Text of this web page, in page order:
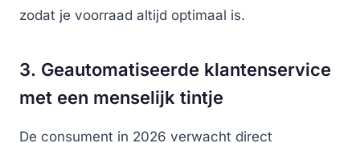
zodat je voorraad altijd optimaal is.
3. Geautomatiseerde klantenservice
met een menselijk tintje
De consument in 2026 verwacht direct